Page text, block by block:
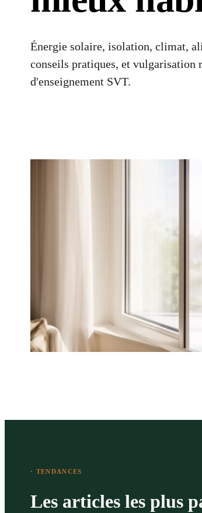
Énergie solaire, isolation, climat,
conseils pratiques, et vulgarisation
d'enseignement SVT.
· TENDANCES
Les articles les plus